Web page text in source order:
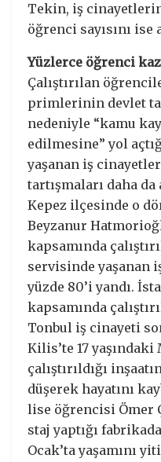
Tekin, iş
öğrenci sayısını ise
Yüzlerce öğrenci
Çalıştırılan
primlerinin devlet
nedeniyle “kamu
edilmesine” yol
yaşanan iş
tartışmaları daha
Kepez ilçesinde o
Beyzanur
kapsamında
servisinde yaşanan
yüzde 80’i yandı.
kapsamında
Tonbul iş cinayeti
Kilis’te 17
çalıştırıldığı
düşerek hayatını
lise öğrencisi Ömer
staj yaptığı
Ocak’ta yaşamını